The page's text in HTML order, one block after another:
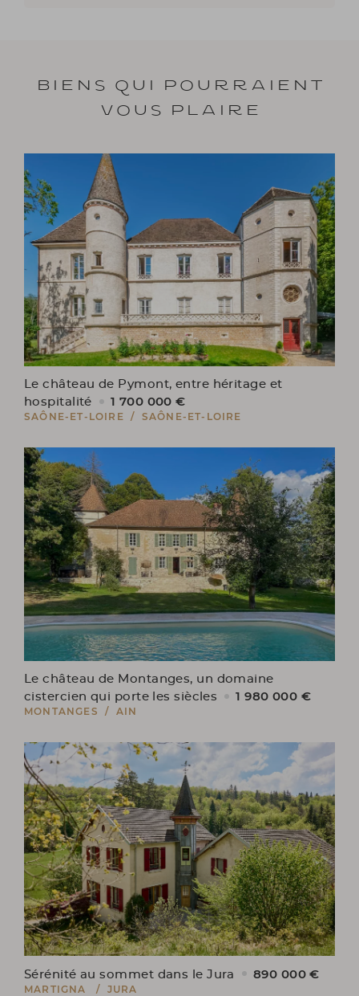
Biens qui pourraient
vous plaire
Le château de Pymont, entre héritage et
hospitalité
1 700 000 €
SAÔNE-ET-LOIRE / SAÔNE-ET-LOIRE
Le château de Montanges, un domaine
cistercien qui porte les siècles
1 980 000 €
MONTANGES / AIN
Sérénité au sommet dans le Jura 890 000 €
MARTIGNA / JURA